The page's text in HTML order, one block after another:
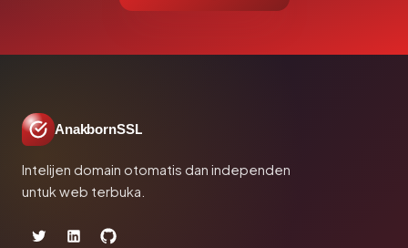
AnakbornSSL
Intelijen domain otomatis dan independen
untuk web terbuka.